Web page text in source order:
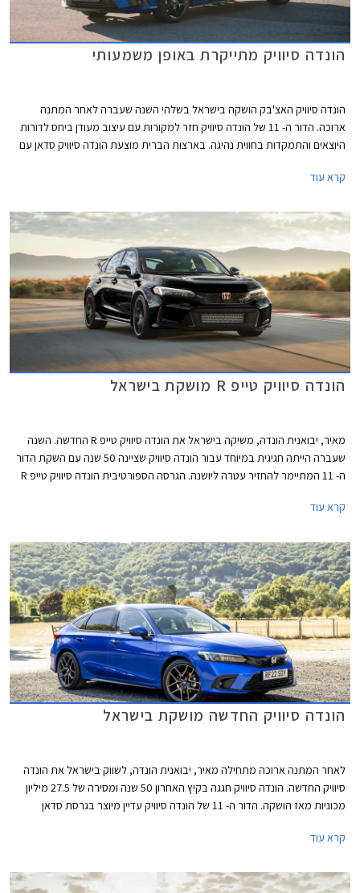
הונדה סיוויק מתייקרת באופן משמעותי
הונדה סיוויק האצ'בק הושקה בישראל בשלהי השנה שעברה לאחר המתנה
ארוכה. הדור ה- 11 של הונדה סיוויק חזר למקורות עם עיצוב מעודן ביחס לדורות
היוצאים והתמקדות בחווית נהיגה. בארצות הברית מוצעת הונדה סיוויק סדאן עם
האצ'בק המשווקת עם יחידת הנעה היברידית בלבד, וזוהי גם הגרסה המשווקת
קרא עוד
הונדה סיוויק טייפ R מושקת בישראל
מאיר, יבואנית הונדה, משיקה בישראל את הונדה סיוויק טייפ R החדשה. השנה
שעברה הייתה חגיגית במיוחד עבור הונדה סיוויק שציינה 50 שנה עם השקת הדור
ה- 11 המתיימר להחזיר עטרה ליושנה. הגרסה הספורטיבית הונדה סיוויק טייפ R
ההילוכים הידנית הקלאסית ומערכת הנעה קדמית, בלי סיוע היברידי ובלי הנעה
ביותר מבין המשפחתיות הקומפקטיות העממיות.
קרא עוד
הונדה סיוויק החדשה מושקת בישראל
לאחר המתנה ארוכה מתחילה מאיר, יבואנית הונדה, לשווק בישראל את הונדה
סיוויק החדשה. הונדה סיוויק חגגה בקיץ האחרון 50 שנה ומסירה של 27.5 מיליון
מכוניות מאז הושקה. הדור ה- 11 של הונדה סיוויק עדיין מיוצר בגרסת סדאן
ובגרסת האצ'בק אירופאית המוצעת באופן בלעדי עם יחידת הנעה היברידית
מצניחה בכמות המסירות עקב צמצום מבחר הדגמים והקצאות נמוכות לשוק
קרא עוד